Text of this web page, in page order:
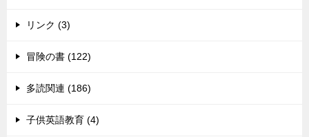
リンク (3)
冒険の書 (122)
多読関連 (186)
子供英語教育 (4)